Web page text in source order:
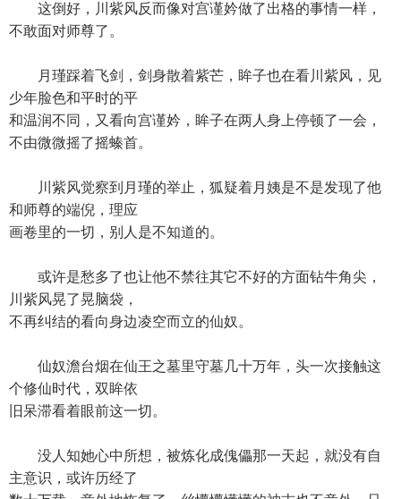
这倒好，川紫风反而像对宫谨妗做了出格的事情一样，
不敢面对师尊了。
月瑾踩着飞剑，剑身散着紫芒，眸子也在看川紫风，见
少年脸色和平时的平
和温润不同，又看向宫谨妗，眸子在两人身上停顿了一会，
不由微微摇了摇螓首。
川紫风觉察到月瑾的举止，狐疑着月姨是不是发现了他
和师尊的端倪，理应
画卷里的一切，别人是不知道的。
或许是愁多了也让他不禁往其它不好的方面钻牛角尖，
川紫风晃了晃脑袋，
不再纠结的看向身边凌空而立的仙奴。
仙奴澹台烟在仙王之墓里守墓几十万年，头一次接触这
个修仙时代，双眸依
旧呆滞看着眼前这一切。
没人知她心中所想，被炼化成傀儡那一天起，就没有自
主意识，或许历经了